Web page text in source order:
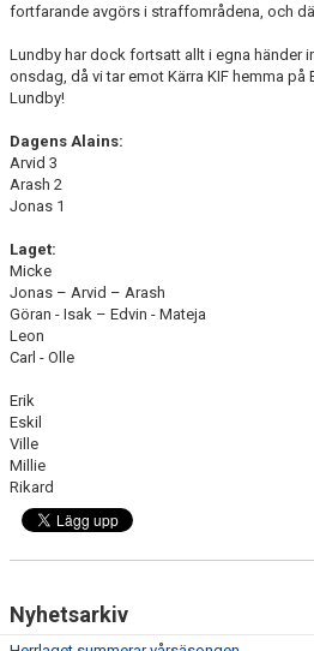
fortfarande avgörs i straffområdena, och
Lundby har dock fortsatt allt i egna händer
onsdag, då vi tar emot Kärra KIF hemma på
Lundby!
Dagens Alains:
Arvid 3
Arash 2
Jonas 1
Laget:
Micke
Jonas – Arvid – Arash
Göran - Isak – Edvin - Mateja
Leon
Carl - Olle
Erik
Eskil
Ville
Millie
Rikard
Nyhetsarkiv